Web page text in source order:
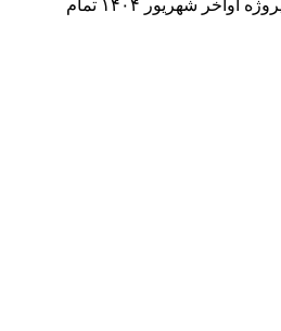
وی به درصد پیشرفت فیزیکی پروژه ۲۲۴ واحدی M۴ کوی زنگان اشاره و یادآوری کرد: درصد پیشرفت فیزیکی این پروژه ۶۷.۱۸ درصد است و در صورت تأمین مالی این پروژه اواخر شهریور ۱۴۰۴ تمام